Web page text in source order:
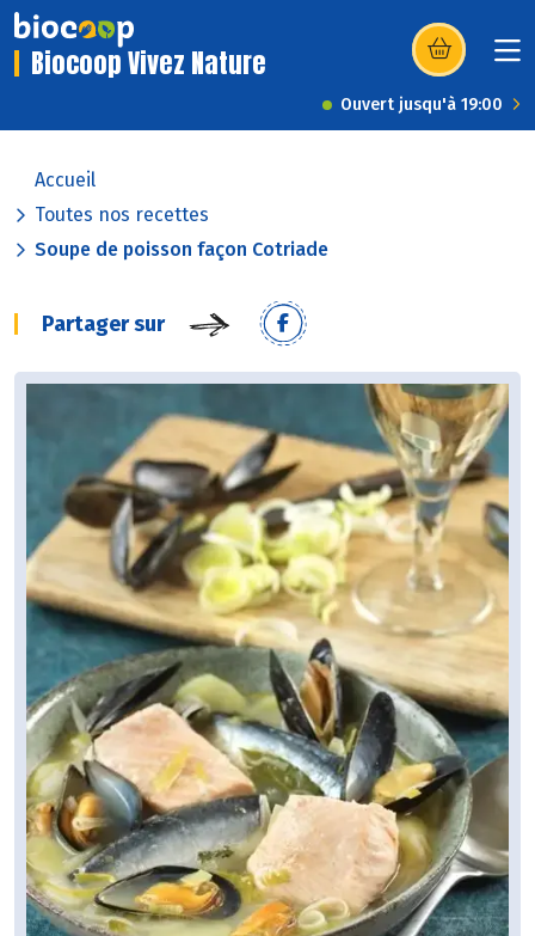
Biocoop Vivez Nature (s’ouvre dans
Ouvert jusqu'à 19:00
Accueil
Toutes nos recettes
Soupe de poisson façon Cotriade
Partager sur